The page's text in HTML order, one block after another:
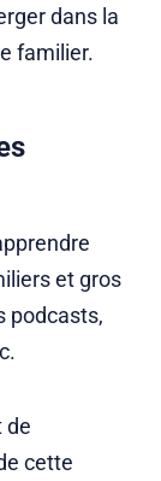
dans la
familier.
et gros
podcasts,
de
cette